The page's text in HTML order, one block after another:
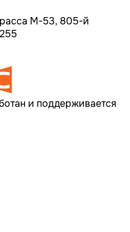
M-53, 805-й
и поддерживается